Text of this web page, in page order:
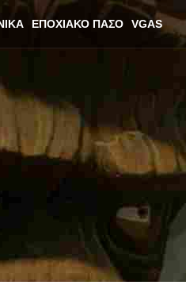
ΕΠΟΧΙΑΚΌ ΠΆΣΟ VGAS